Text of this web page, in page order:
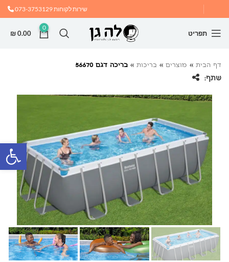
שירות לקוחות073-3753129
תפריט
0
₪0.00
דף הבית » מוצרים » בריכות » בריכה דגם 56670
שתף: